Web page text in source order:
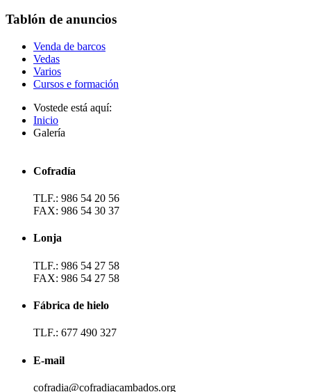
Tablón de anuncios
Venda de barcos
Vedas
Varios
Cursos e formación
Vostede está aquí:
Inicio
Galería
Cofradía
TLF.: 986 54 20 56
FAX: 986 54 30 37
Lonja
TLF.: 986 54 27 58
FAX: 986 54 27 58
Fábrica de hielo
TLF.: 677 490 327
E-mail
cofradia@cofradiacambados.org